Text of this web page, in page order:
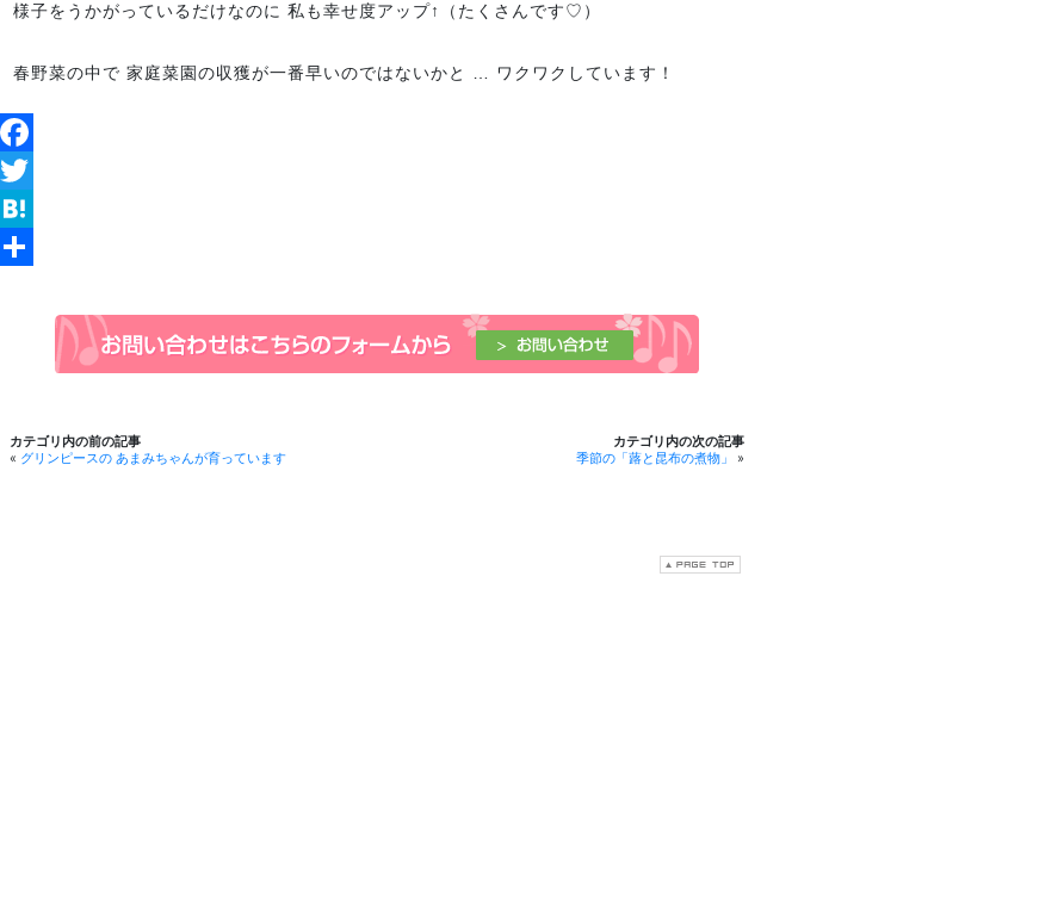
様子をうかがっているだけなのに 私も幸せ度アップ↑（たくさんです♡）
春野菜の中で 家庭菜園の収獲が一番早いのではないかと … ワクワクしています！
Facebook
Twitter
Hatena
カテゴリ内の前の記事
« グリンピースの あまみちゃんが育っています
カテゴリ内の次の記事
季節の「蕗と昆布の煮物」
»